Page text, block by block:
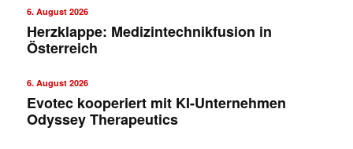
6. August 2026
Herzklappe: Medizintechnikfusion in
Österreich
6. August 2026
Evotec kooperiert mit KI-Unternehmen
Odyssey Therapeutics